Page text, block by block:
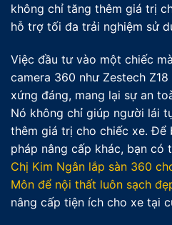
không chỉ tăng thêm giá trị
hỗ trợ tối đa trải nghiệm sử
Việc đầu tư vào một chiếc
camera 360 như Zestech
xứng đáng, mang lại sự an
Nó không chỉ giúp người lái
thêm giá trị cho chiếc xe. Để
pháp nâng cấp khác, bạn có
Chị Kim Ngân lắp sàn 360
Môn để nội thất luôn sạch
nâng cấp tiện ích cho xe tại